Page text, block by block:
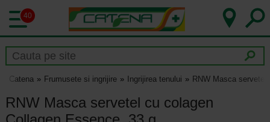
40
Catena Frumusete si ingrijire Ingrijirea tenului RNW Masca
RNW Masca servetel cu colagen